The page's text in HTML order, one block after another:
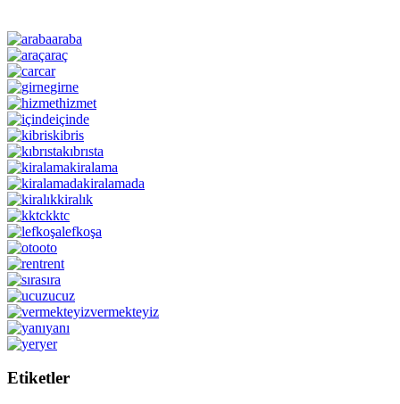
araba
araç
car
girne
hizmet
içinde
kibris
kıbrısta
kiralama
kiralamada
kiralık
kktc
lefkoşa
oto
rent
sıra
ucuz
vermekteyiz
yanı
yer
Etiketler